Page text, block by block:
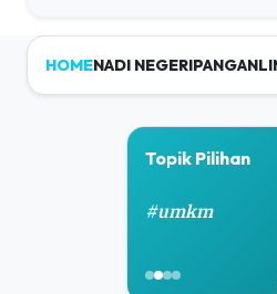
HOMENADI NEGERIPANGAN
Topik Pilihan
#umkm